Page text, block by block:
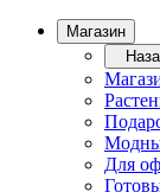
Магазин
Для